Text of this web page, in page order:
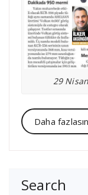
29
Daha
Search